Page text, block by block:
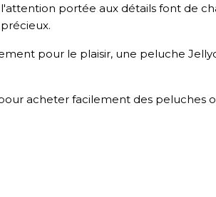
portée aux détails font de
pour le plaisir, une peluche
acheter facilement des peluches